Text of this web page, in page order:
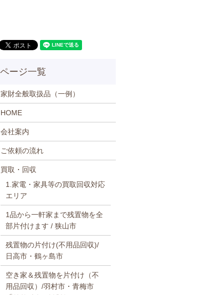
家財全般取扱品（一例）
HOME
会社案内
ご依頼の流れ
買取・回収
1.家電・家具等の買取回収対応
エリア
1品から一軒家まで残置物を全
部片付けます / 狭山市
残置物の片付け(不用品回収)/
日高市・鶴ヶ島市
空き家＆残置物を片付け（不
用品回収）/羽村市・青梅市